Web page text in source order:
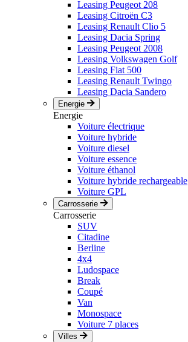
Leasing Peugeot 208
Leasing Citroën C3
Leasing Renault Clio 5
Leasing Dacia Spring
Leasing Peugeot 2008
Leasing Volkswagen Golf
Leasing Fiat 500
Leasing Renault Twingo
Leasing Dacia Sandero
Energie
Energie
Voiture électrique
Voiture hybride
Voiture diesel
Voiture essence
Voiture éthanol
Voiture hybride rechargeable
Voiture GPL
Carrosserie
Carrosserie
SUV
Citadine
Berline
4x4
Ludospace
Break
Coupé
Van
Monospace
Voiture 7 places
Villes